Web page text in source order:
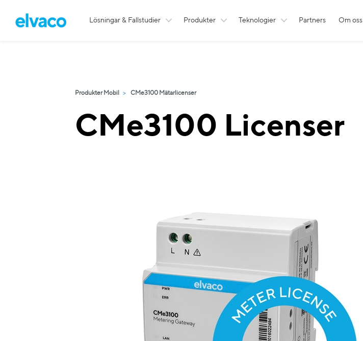
Lösningar & Fallstudier Produkter Teknologier Partners Om oss
Produkter Mobil CMe3100 Mätarlicenser
CMe3100 Licenser